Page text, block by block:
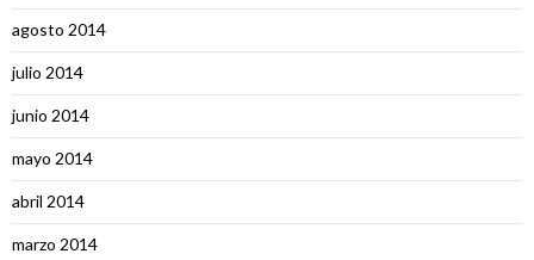
agosto 2014
julio 2014
junio 2014
mayo 2014
abril 2014
marzo 2014